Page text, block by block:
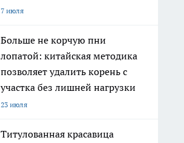
7 июля
Больше не корчую пни
лопатой: китайская методика
позволяет удалить корень с
участка без лишней нагрузки
23 июля
Титулованная красавица